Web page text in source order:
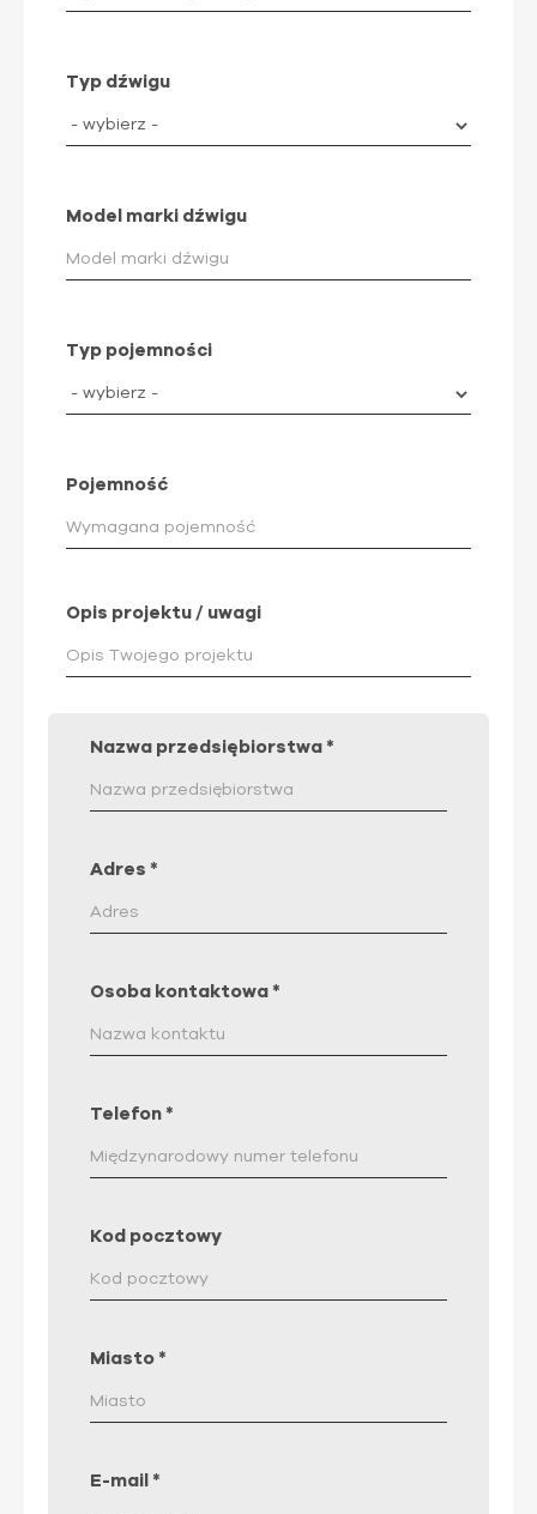
Typ dźwigu
Model marki dźwigu
Typ pojemności
Pojemność
Opis projektu / uwagi
Nazwa przedsiębiorstwa *
Adres *
Osoba kontaktowa *
Telefon *
Kod pocztowy
Miasto *
E-mail *